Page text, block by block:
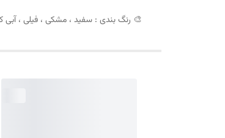
🎨 رنگ بندی : سفید ، مشکی ، فیلی ، آبی